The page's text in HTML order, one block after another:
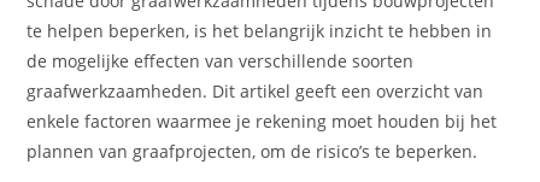
te helpen beperken, is het belangrijk inzicht te hebben in
de mogelijke effecten van verschillende soorten
graafwerkzaamheden. Dit artikel geeft een overzicht van
enkele factoren waarmee je rekening moet houden bij het
plannen van graafprojecten, om de risico’s te beperken.